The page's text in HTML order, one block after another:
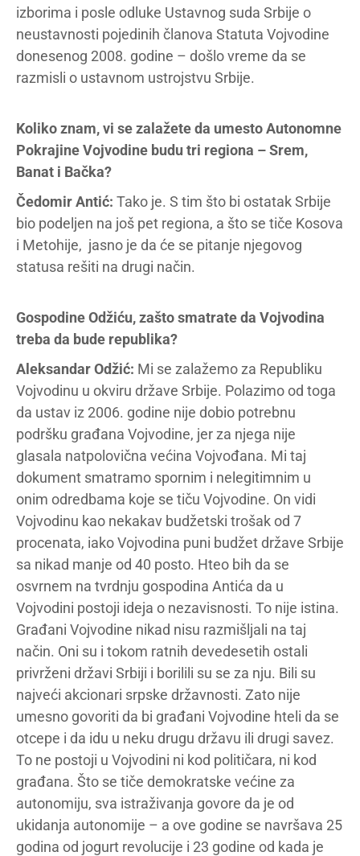
izborima i posle odluke Ustavnog suda Srbije o
neustavnosti pojedinih članova Statuta Vojvodine
donesenog 2008. godine – došlo vreme da se
razmisli o ustavnom ustrojstvu Srbije.
Koliko znam, vi se zalažete da umesto Autonomne
Pokrajine Vojvodine budu tri regiona – Srem,
Banat i Bačka?
Čedomir Antić: Tako je. S tim što bi ostatak Srbije
bio podeljen na još pet regiona, a što se tiče Kosova
i Metohije, jasno je da će se pitanje njegovog
statusa rešiti na drugi način.
Gospodine Odžiću, zašto smatrate da Vojvodina
treba da bude republika?
Aleksandar Odžić: Mi se zalažemo za Republiku
Vojvodinu u okviru države Srbije. Polazimo od toga
da ustav iz 2006. godine nije dobio potrebnu
podršku građana Vojvodine, jer za njega nije
glasala natpolovična većina Vojvođana. Mi taj
dokument smatramo spornim i nelegitimnim u
onim odredbama koje se tiču Vojvodine. On vidi
Vojvodinu kao nekakav budžetski trošak od 7
procenata, iako Vojvodina puni budžet države Srbije
sa nikad manje od 40 posto. Hteo bih da se
osvrnem na tvrdnju gospodina Antića da u
Vojvodini postoji ideja o nezavisnosti. To nije istina.
Građani Vojvodine nikad nisu razmišljali na taj
način. Oni su i tokom ratnih devedesetih ostali
privrženi državi Srbiji i borilili su se za nju. Bili su
najveći akcionari srpske državnosti. Zato nije
umesno govoriti da bi građani Vojvodine hteli da se
otcepe i da idu u neku drugu državu ili drugi savez.
To ne postoji u Vojvodini ni kod političara, ni kod
građana. Što se tiče demokratske većine za
autonomiju, sva istraživanja govore da je od
ukidanja autonomije – a ove godine se navršava 25
godina od jogurt revolucije i 23 godine od kada je